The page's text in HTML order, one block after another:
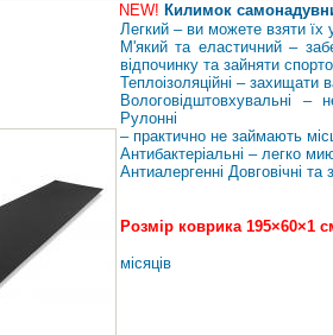
NEW! Килимок
Легкий – ви можете взяти їх
М'який та еластичний –
відпочинку та зайняти
Теплоізоляційні – захищати
Вологовідштовхувальні
Рулонні
– практично не займають
Антибактеріальні – легко
Антиалергенні Довговічні та
Розмір коврика 195×60×1
місяців